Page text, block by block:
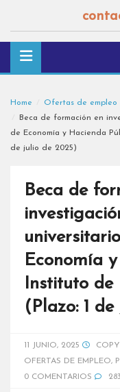
Home
Ofertas de empleo
Beca de formación en
de Economía y Hacienda
de julio de 2025)
Beca de
Economía
Instituto de
(Plazo: 1
11 JUNIO, 2025
OFERTAS DE EMPLEO,
0 COMENTARIOS
283